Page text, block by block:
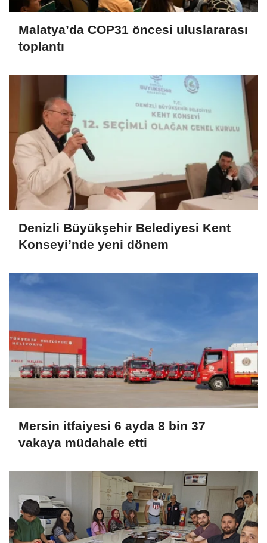
Malatya’da COP31 öncesi uluslararası
toplantı
Denizli Büyükşehir Belediyesi Kent
Konseyi’nde yeni dönem
Mersin itfaiyesi 6 ayda 8 bin 37
vakaya müdahale etti